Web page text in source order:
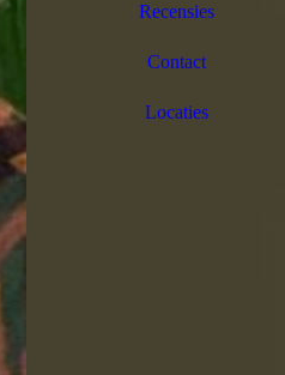
Recensies
Contact
Locaties